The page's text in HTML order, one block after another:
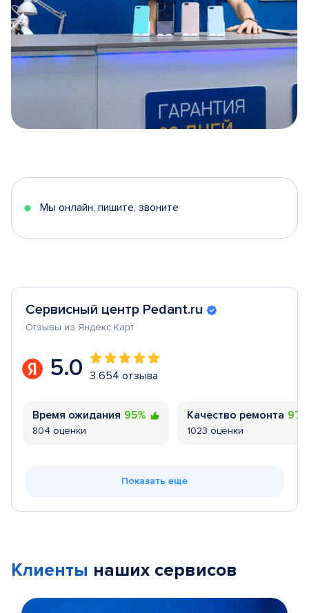
5
Мы онлайн, пишите, звоните
Сервисный центр Pedant.ru
Отзывы из Яндекс Карт
5.0 3 654 отзыва
Время ожидания 95%
804 оценки
Качество ремонта
1023 оценки
Показать еще
Клиенты наших сервисов